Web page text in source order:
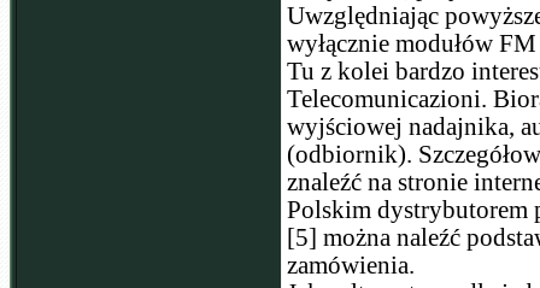
Uwzględniając
wyłącznie modułów
Tu z kolei bardzo
Telecomunicazioni.
wyjściowej nadajnika,
(odbiornik).
znaleźć na stronie
Polskim dystrybutorem
[5] można naleźć
zamówienia.